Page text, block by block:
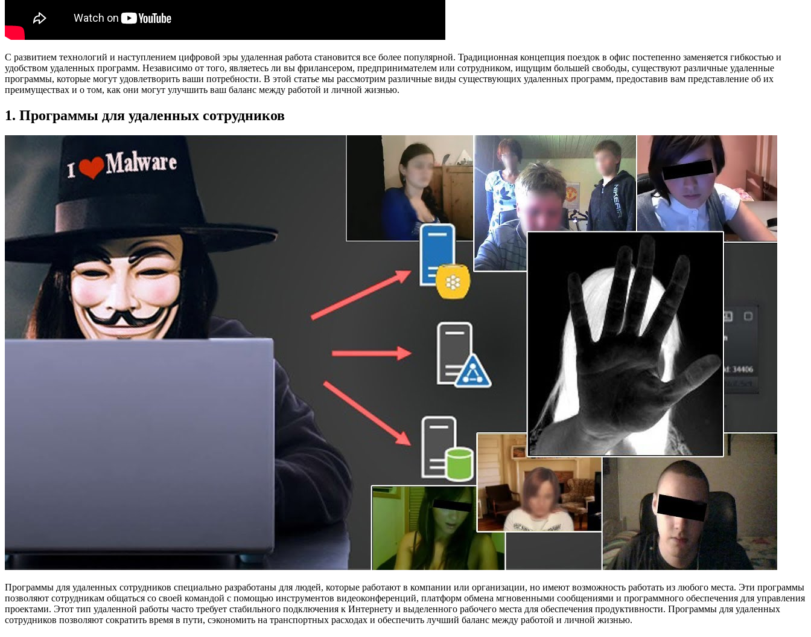
С развитием технологий и наступлением цифровой эры удаленная работа становится все более популярной. Традиционная концепция поездок в офис постепенно заменяется гибкостью и
удобством удаленных программ. Независимо от того, являетесь ли вы фрилансером, предпринимателем или сотрудником, ищущим большей свободы, существуют различные удаленные
программы, которые могут удовлетворить ваши потребности. В этой статье мы рассмотрим различные виды существующих удаленных программ, предоставив вам представление об их
преимуществах и о том, как они могут улучшить ваш баланс между работой и личной жизнью.
1. Программы для удаленных сотрудников
Программы для удаленных сотрудников специально разработаны для людей, которые работают в компании или организации, но имеют возможность работать из любого места. Эти программы
позволяют сотрудникам общаться со своей командой с помощью инструментов видеоконференций, платформ обмена мгновенными сообщениями и программного обеспечения для управления
проектами. Этот тип удаленной работы часто требует стабильного подключения к Интернету и выделенного рабочего места для обеспечения продуктивности. Программы для удаленных
сотрудников позволяют сократить время в пути, сэкономить на транспортных расходах и обеспечить лучший баланс между работой и личной жизнью.